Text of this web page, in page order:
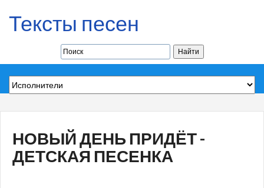
Тексты песен
НОВЫЙ ДЕНЬ ПРИДЁТ -
ДЕТСКАЯ ПЕСЕНКА